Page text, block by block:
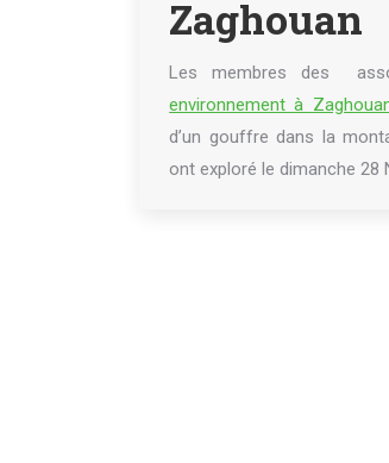
Zaghouan
Les membres des
environnement à
d’un gouffre dans la
ont exploré le dimanche 28